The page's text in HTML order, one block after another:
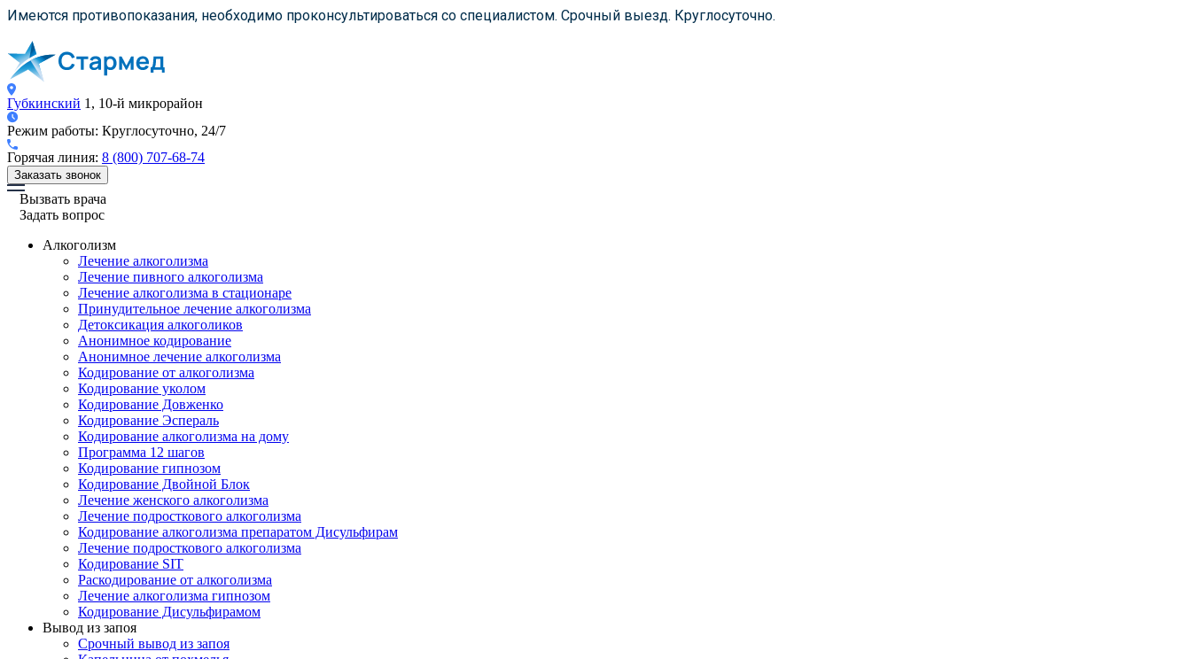
Имеются противопоказания, необходимо проконсультироваться со специалистом. Срочный выезд. Круглосуточно.
Губкинский 1, 10-й микрорайон
Режим работы: Круглосуточно, 24/7
Горячая линия: 8 (800) 707-68-74
Заказать звонок
Вызвать врача
Задать вопрос
Алкоголизм
Лечение алкоголизма
Лечение пивного алкоголизма
Лечение алкоголизма в стационаре
Принудительное лечение алкоголизма
Детоксикация алкоголиков
Анонимное кодирование
Анонимное лечение алкоголизма
Кодирование от алкоголизма
Кодирование уколом
Кодирование Довженко
Кодирование Эспераль
Кодирование алкоголизма на дому
Программа 12 шагов
Кодирование гипнозом
Кодирование Двойной Блок
Лечение женского алкоголизма
Лечение подросткового алкоголизма
Кодирование алкоголизма препаратом Дисульфирам
Лечение подросткового алкоголизма
Кодирование SIT
Раскодирование от алкоголизма
Лечение алкоголизма гипнозом
Кодирование Дисульфирамом
Вывод из запоя
Срочный вывод из запоя